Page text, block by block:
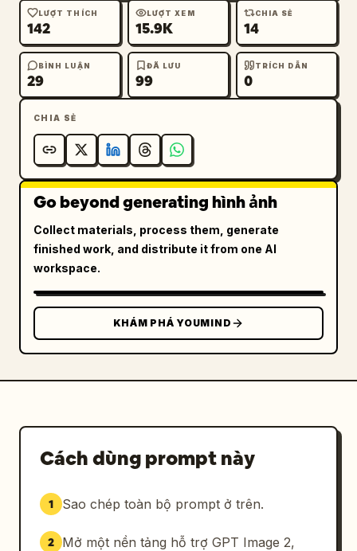
có nhân vật bổ sung, không có nền phức tạp.
LƯỢT THÍCH
142
LƯỢT XEM
15.9K
CHIA SẺ
14
BÌNH LUẬN
29
ĐÃ LƯU
99
TRÍCH DẪN
0
CHIA SẺ
Go beyond generating hình ảnh
Collect materials, process them, generate
finished work, and distribute it from one AI
workspace.
KHÁM PHÁ YOUMIND
Cách dùng prompt này
1 Sao chép toàn bộ prompt ở trên.
2
Mở một nền tảng hỗ trợ GPT Image 2,